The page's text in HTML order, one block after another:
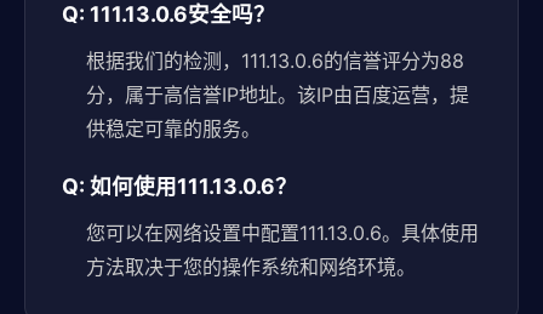
Q: 111.13.0.6安全吗？
根据我们的检测，111.13.0.6的信誉评分为88
分，属于高信誉IP地址。该IP由百度运营，提
供稳定可靠的服务。
Q: 如何使用111.13.0.6？
您可以在网络设置中配置111.13.0.6。具体使用
方法取决于您的操作系统和网络环境。